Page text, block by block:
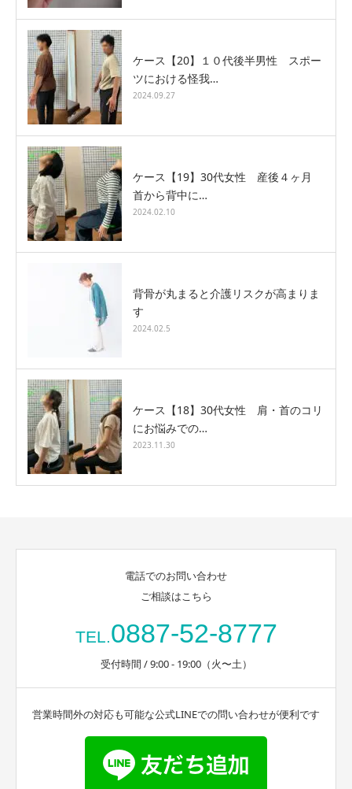
ケース【20】１０代後半男性 スポー
ツにおける怪我…
2024.09.27
ケース【19】30代女性 産後４ヶ月
首から背中に…
2024.02.10
背骨が丸まると介護リスクが高まりま
す
2024.02.5
ケース【18】30代女性 肩・首のコリ
にお悩みでの…
2023.11.30
電話でのお問い合わせ
ご相談はこちら
TEL.0887-52-8777
受付時間 / 9:00 - 19:00（火〜土）
営業時間外の対応も可能な公式LINEでの問い合わせが便利です